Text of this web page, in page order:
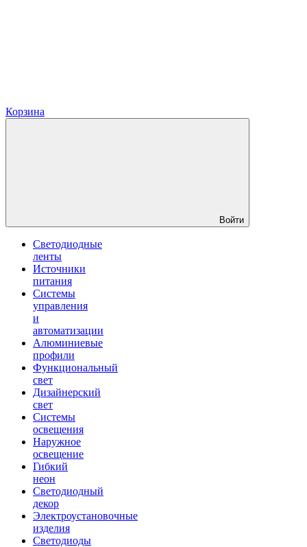
Корзина
Войти
Светодиодные
ленты
Источники
питания
Системы
управления
и
автоматизации
Алюминиевые
профили
Функциональный
свет
Дизайнерский
свет
Системы
освещения
Наружное
освещение
Гибкий
неон
Светодиодный
декор
Электроустановочные
изделия
Светодиоды